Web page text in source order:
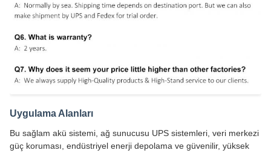
Uygulama Alanları
Bu sağlam akü sistemi, ağ sunucusu UPS sistemleri, veri merkezi
güç koruması, endüstriyel enerji depolama ve güvenilir, yüksek